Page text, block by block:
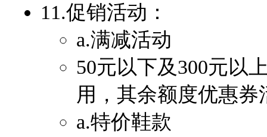
11.促销活动：
a.满减活动
50元以下及300元以
用，其余额度优惠
a.特价鞋款